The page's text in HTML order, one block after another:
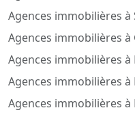
Agences immobilières
Agences immobilières à
Agences immobilières à
Agences immobilières à
Agences immobilières